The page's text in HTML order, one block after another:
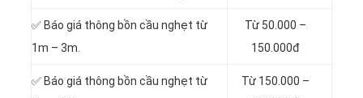
✅ Báo giá thông bồn cầu nghẹt từ
1m – 3m.
Từ 50.000 –
150.000đ
✅ Báo giá thông bồn cầu nghẹt từ
Từ 150.000 –